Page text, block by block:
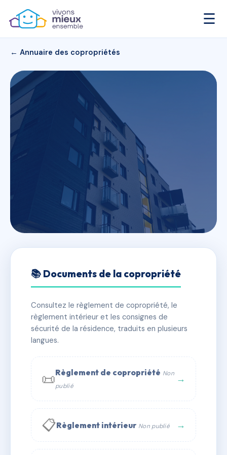
☰
← Annuaire des copropriétés
Le CHOLET
✓ Immatriculée 🏠 21 lots 🏗 1 bâtiment(s)
📞 Contacter Syndic Digital
📚 Documents de la copropriété
Consultez le règlement de copropriété, le
règlement intérieur et les consignes de
sécurité de la résidence, traduits en plusieurs
langues.
📜Règlement de copropriété Non
publié
→
📋Règlement intérieur Non publié →